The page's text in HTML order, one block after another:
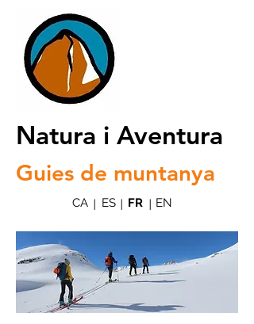
Natura i Aventura
Guies de muntanya
CA | ES | FR | EN